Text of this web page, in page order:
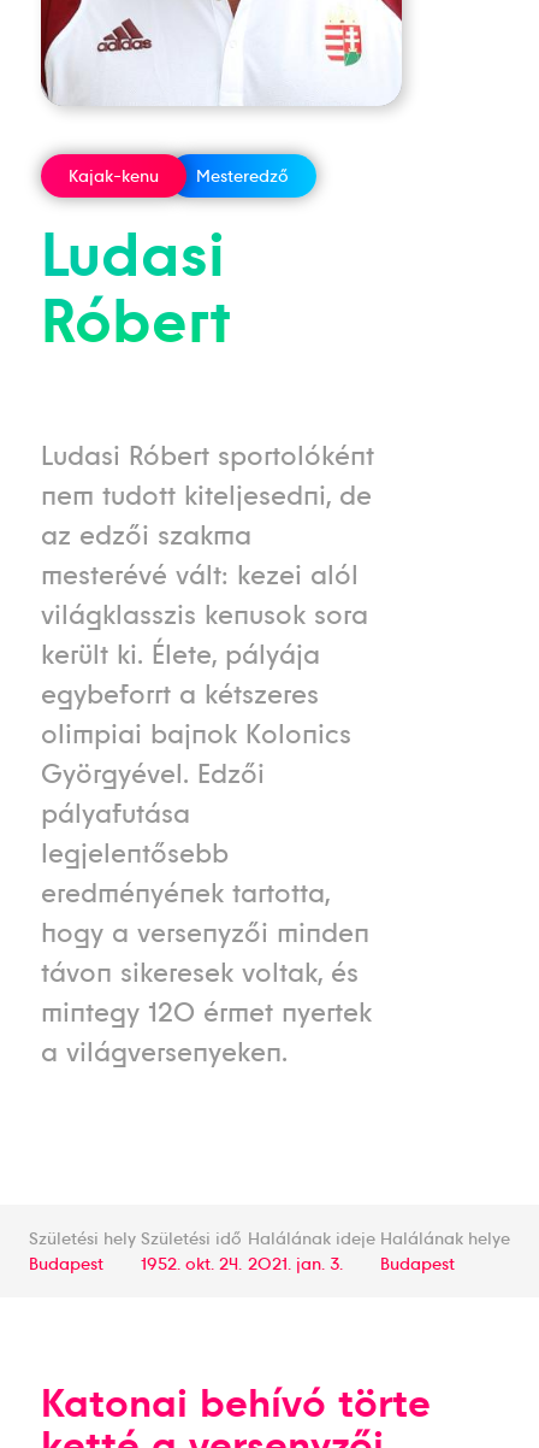
Kajak-kenu Mesteredző
Ludasi
Róbert
Ludasi Róbert sportolóként
nem tudott kiteljesedni, de
az edzői szakma
mesterévé vált: kezei alól
világklasszis kenusok sora
került ki. Élete, pályája
egybeforrt a kétszeres
olimpiai bajnok Kolonics
Györgyével. Edzői
pályafutása
legjelentősebb
eredményének tartotta,
hogy a versenyzői minden
távon sikeresek voltak, és
mintegy 120 érmet nyertek
a világversenyeken.
Születési hely
Budapest
Születési idő
1952. okt. 24.
Halálának ideje
2021. jan. 3.
Halálának helye
Budapest
Katonai behívó törte